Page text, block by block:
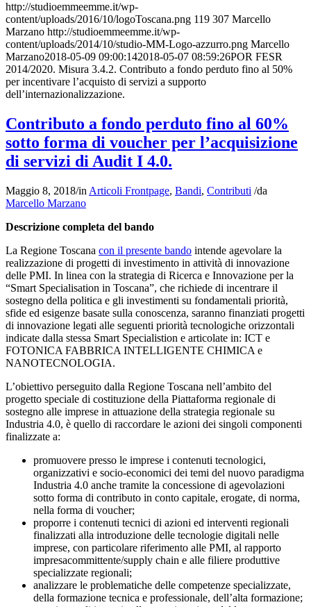
http://studioemmeemme.it/wp-
content/uploads/2016/10/logoToscana.png 119 307 Marcello
Marzano http://studioemmeemme.it/wp-
content/uploads/2014/10/studio-MM-Logo-azzurro.png Marcello
Marzano2018-05-09 09:00:142018-05-07 08:59:26POR FESR
2014/2020. Misura 3.4.2. Contributo a fondo perduto fino al 50%
per incentivare l’acquisto di servizi a supporto
dell’internazionalizzazione.
Contributo a fondo perduto fino al 60%
sotto forma di voucher per l’acquisizione
di servizi di Audit I 4.0.
Maggio 8, 2018/in Articoli Frontpage, Bandi, Contributi /da
Marcello Marzano
Descrizione completa del bando
La Regione Toscana con il presente bando intende agevolare la
realizzazione di progetti di investimento in attività di innovazione
delle PMI. In linea con la strategia di Ricerca e Innovazione per la
“Smart Specialisation in Toscana”, che richiede di incentrare il
sostegno della politica e gli investimenti su fondamentali priorità,
sfide ed esigenze basate sulla conoscenza, saranno finanziati progetti
di innovazione legati alle seguenti priorità tecnologiche orizzontali
indicate dalla stessa Smart Specialistion e articolate in: ICT e
FOTONICA FABBRICA INTELLIGENTE CHIMICA e
NANOTECNOLOGIA.
L’obiettivo perseguito dalla Regione Toscana nell’ambito del
progetto speciale di costituzione della Piattaforma regionale di
sostegno alle imprese in attuazione della strategia regionale su
Industria 4.0, è quello di raccordare le azioni dei singoli componenti
finalizzate a:
promuovere presso le imprese i contenuti tecnologici,
organizzativi e socio-economici dei temi del nuovo paradigma
Industria 4.0 anche tramite la concessione di agevolazioni
sotto forma di contributo in conto capitale, erogate, di norma,
nella forma di voucher;
proporre i contenuti tecnici di azioni ed interventi regionali
finalizzati alla introduzione delle tecnologie digitali nelle
imprese, con particolare riferimento alle PMI, al rapporto
impresacommittente/supply chain e alle filiere produttive
specializzate regionali;
analizzare le problematiche delle competenze specializzate,
della formazione tecnica e professionale, dell’alta formazione;